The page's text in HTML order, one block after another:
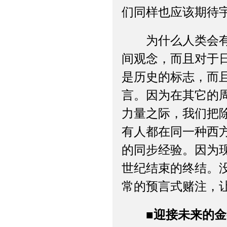
们同样也应该期待
为什么人类会有
间观念，而且对于
是历史的标志，而
言。因为在其它的
力量之际，我们把
有人都在同一种西
的同步经验。因为
世纪结束的终结。
常的预言式赌注，
■迎接未来的